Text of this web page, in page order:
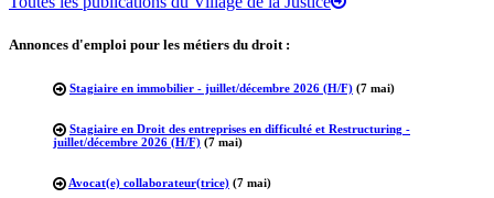
Annonces d'emploi pour les métiers du droit :
Stagiaire en immobilier - juillet/décembre 2026 (H/F) (7 mai)
Stagiaire en Droit des entreprises en difficulté et Restructuring -
juillet/décembre 2026 (H/F) (7 mai)
Avocat(e) collaborateur(trice) (7 mai)